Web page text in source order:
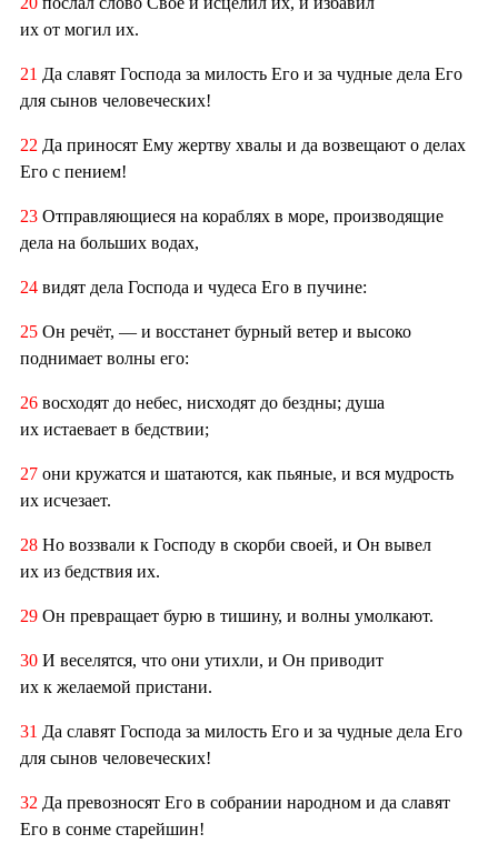
их от могил их.
21 Да славят Господа за милость Его и за чудные дела Его
для сынов человеческих!
22 Да приносят Ему жертву хвалы и да возвещают о делах
Его с пением!
23 Отправляющиеся на кораблях в море, производящие
дела на больших водах,
24 видят дела Господа и чудеса Его в пучине:
25 Он речёт, — и восстанет бурный ветер и высоко
поднимает волны его:
26 восходят до небес, нисходят до бездны; душа
их истаевает в бедствии;
27 они кружатся и шатаются, как пьяные, и вся мудрость
их исчезает.
28 Но воззвали к Господу в скорби своей, и Он вывел
их из бедствия их.
29 Он превращает бурю в тишину, и волны умолкают.
30 И веселятся, что они утихли, и Он приводит
их к желаемой пристани.
31 Да славят Господа за милость Его и за чудные дела Его
для сынов человеческих!
32 Да превозносят Его в собрании народном и да славят
Его в сонме старейшин!